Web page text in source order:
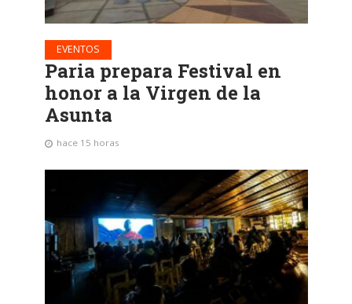
EVENTOS
Paria prepara Festival en
honor a la Virgen de la
Asunta
hace 15 horas